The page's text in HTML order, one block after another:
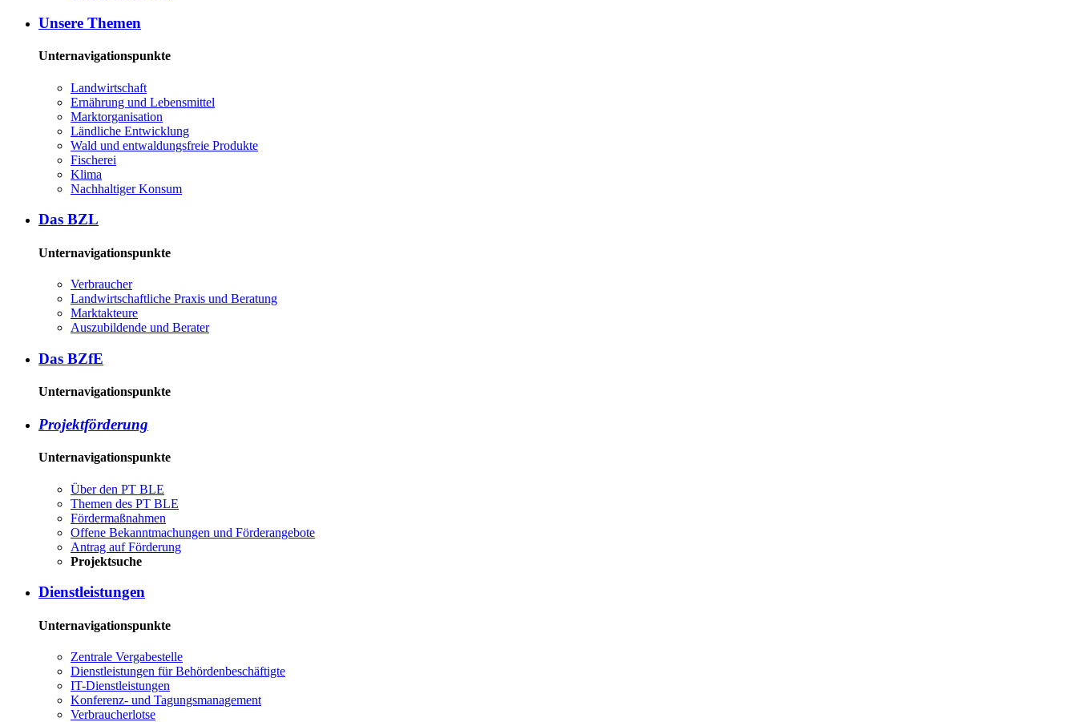
Un­se­re The­men
Unternavigationspunkte
Land­wirt­schaft
Er­näh­rung und Le­bens­mit­tel
Markt­or­ga­ni­sa­ti­on
Länd­li­che Ent­wick­lung
Wald und ent­wal­dungs­freie Pro­duk­te
Fi­sche­rei
Kli­ma
Nach­hal­ti­ger Kon­sum
Das BZL
Unternavigationspunkte
Ver­brau­cher
Land­wirtschaft­liche Pra­xis und Be­ra­tung
Mark­tak­teu­re
Aus­zu­bil­den­de und Be­ra­ter
Das BZ­fE
Unternavigationspunkte
Pro­jekt­för­de­rung
Unternavigationspunkte
Über den PT BLE
The­men des PT BLE
För­der­maß­nah­men
Of­fe­ne Be­kannt­ma­chun­gen und För­der­an­ge­bo­te
An­trag auf För­de­rung
Pro­jekt­su­che
Dienst­leis­tun­gen
Unternavigationspunkte
Zen­tra­le Ver­ga­be­stel­le
Dienst­leis­tun­gen für Be­hör­den­be­schäf­tig­te
IT-Dienst­leis­tun­gen
Kon­fe­renz- und Tagungs­management
Ver­brau­cher­lot­se